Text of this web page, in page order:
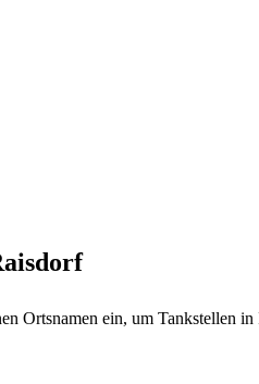
Ortsnamen ein, um Tankstellen